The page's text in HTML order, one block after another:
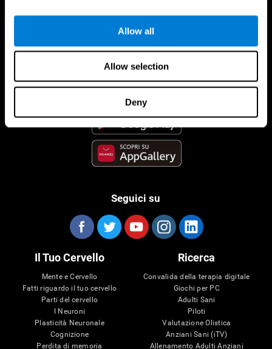
Allow all
Allow selection
Deny
App Di CogniFit
Seguici su
Il Tuo Cervello
Mente e Cervello
Fatti riguardo il tuo cervello
Parti del cervello
I Neuroni
Plasticità Neuronale
Cognizione
Perdita di memoria
Ricerca
Convalida della terapia digitale
Giochi per PC
Adulti Sani
Piloti
Valutazione Olistica
Anziani Sani (iTV)
Allenamento Adulti Anziani